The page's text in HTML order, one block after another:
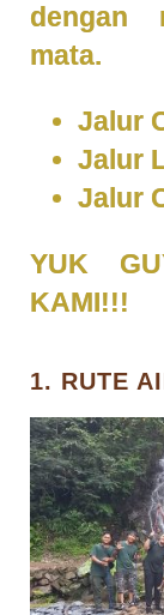
dengan
mata.
Jalur
Jalur
Jalur
YUK
KAMI!!!
1. RUTE